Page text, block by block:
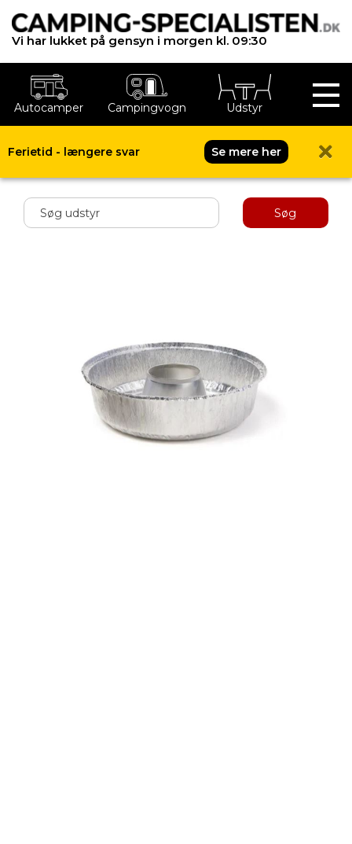
Vi har lukket på gensyn i morgen kl. 09:30
Autocamper Campingvogn Udstyr
Ferietid - længere svar
Se mere her
Søg